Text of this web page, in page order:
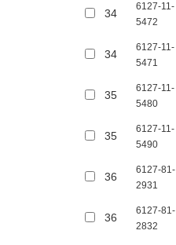
34
6127-11-
5472
34
6127-11-
5471
35
6127-11-
5480
35
6127-11-
5490
36
6127-81-
2931
36
6127-81-
2832